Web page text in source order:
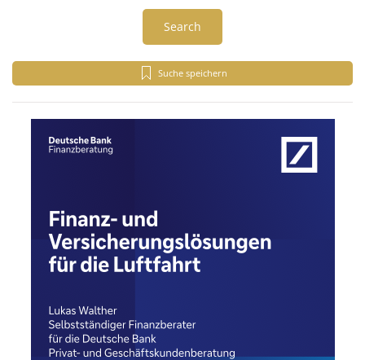
Search
Suche speichern